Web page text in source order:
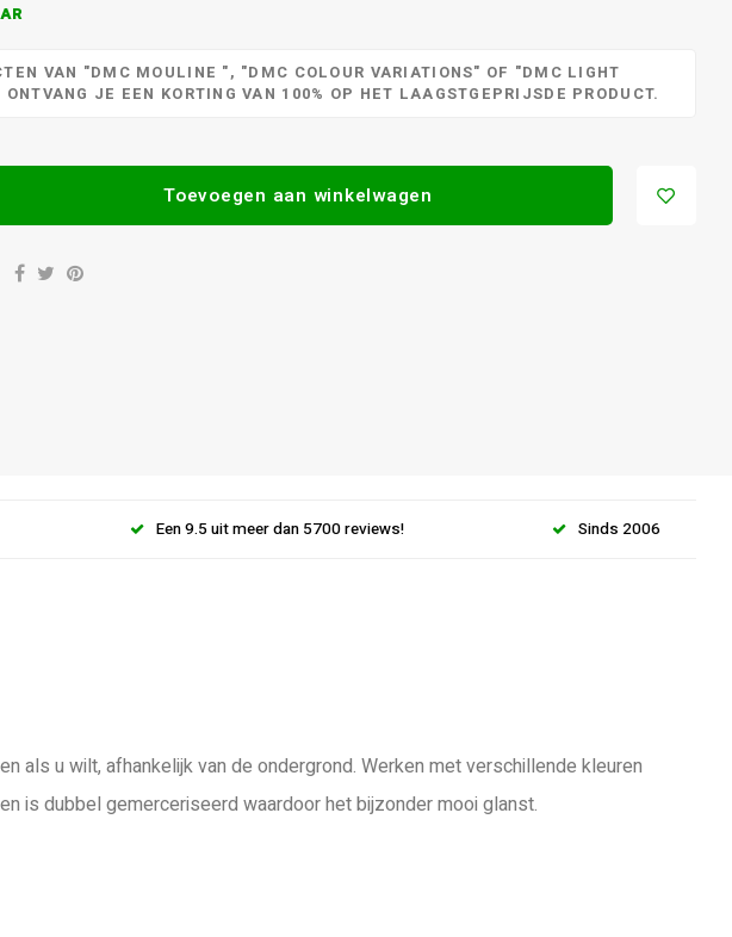
VAN "DMC MOULINE ", "DMC COLOUR VARIATIONS" OF "DMC LIGHT
JE EEN KORTING VAN 100% OP HET LAAGSTGEPRIJSDE PRODUCT.
Toevoegen aan winkelwagen
Een 9.5 uit meer dan 5700 reviews! Sinds 2006
als u wilt, afhankelijk van de ondergrond. Werken met verschillende kleuren
is dubbel gemerceriseerd waardoor het bijzonder mooi glanst.